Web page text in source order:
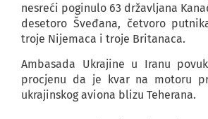
nesreći poginulo 63 državljana
desetoro Šveđana, četvoro
troje Nijemaca i troje Britanaca.
Ambasada Ukrajine u Iranu
procjenu da je kvar na motoru
ukrajinskog aviona blizu Teherana.